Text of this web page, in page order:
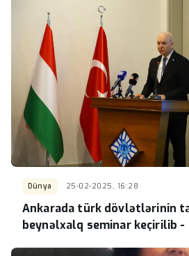
Dünya 25-02-2025, 16:28
Ankarada türk dövlətlərinin
beynəlxalq seminar keçirilib -